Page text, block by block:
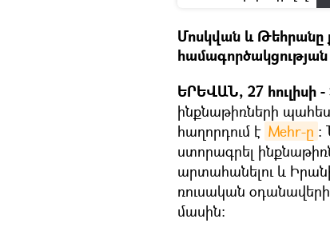
Մոսկվան և Թեհրանը
ԵՐԵՎԱՆ, 27 հուլիսի -
ինքնաթիռների
հաղորդում է Mehr-ը :
ստորագրել
արտահանելու և
ռուսական
մասին: